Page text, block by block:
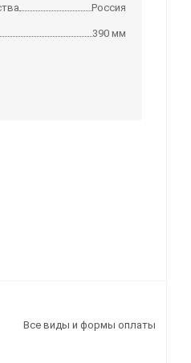
Россия
390 мм
Все виды и формы оплаты